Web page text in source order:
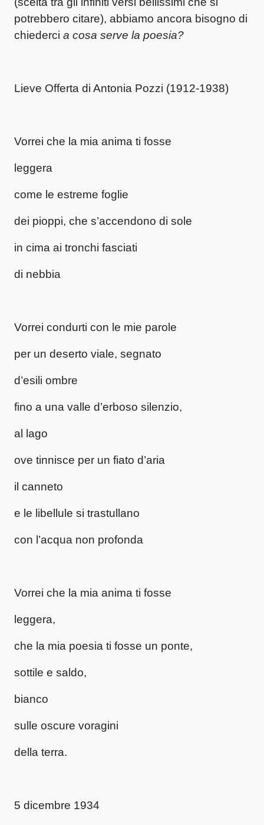
potrebbero citare), abbiamo ancora bisogno di
chiederci a cosa serve la poesia?
Lieve Offerta di Antonia Pozzi (1912-1938)
Vorrei che la mia anima ti fosse
leggera
come le estreme foglie
dei pioppi, che s’accendono di sole
in cima ai tronchi fasciati
di nebbia
Vorrei condurti con le mie parole
per un deserto viale, segnato
d’esili ombre
fino a una valle d’erboso silenzio,
al lago
ove tinnisce per un fiato d’aria
il canneto
e le libellule si trastullano
con l’acqua non profonda
Vorrei che la mia anima ti fosse
leggera,
che la mia poesia ti fosse un ponte,
sottile e saldo,
bianco
sulle oscure voragini
della terra.
5 dicembre 1934